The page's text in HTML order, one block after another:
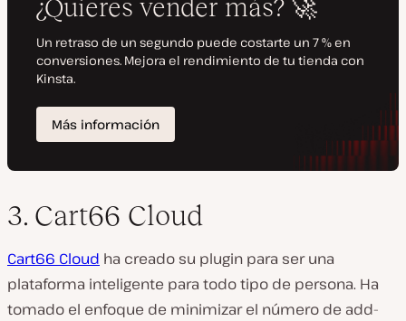
3. Cart66 Cloud
Cart66 Cloud ha creado su plugin para ser una
plataforma inteligente para todo tipo de persona. Ha
tomado el enfoque de minimizar el número de add-